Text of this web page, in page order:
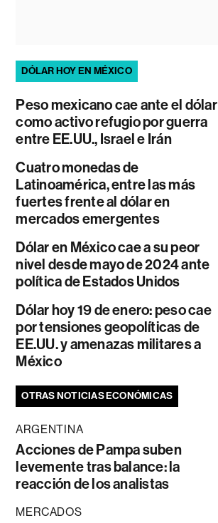
DÓLAR HOY EN MÉXICO
Peso mexicano cae ante el dólar
como activo refugio por guerra
entre EE.UU., Israel e Irán
Cuatro monedas de
Latinoamérica, entre las más
fuertes frente al dólar en
mercados emergentes
Dólar en México cae a su peor
nivel desde mayo de 2024 ante
política de Estados Unidos
Dólar hoy 19 de enero: peso cae
por tensiones geopolíticas de
EE.UU. y amenazas militares a
México
OTRAS NOTICIAS ECONÓMICAS
ARGENTINA
Acciones de Pampa suben
levemente tras balance: la
reacción de los analistas
MERCADOS